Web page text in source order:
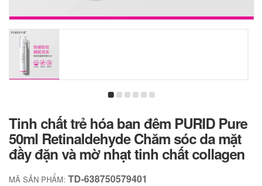
Tinh chất trẻ hóa ban đêm PURID Pure
50ml Retinaldehyde Chăm sóc da mặt
đầy đặn và mờ nhạt tinh chất collagen
MÃ SẢN PHẨM: TD-638750579401